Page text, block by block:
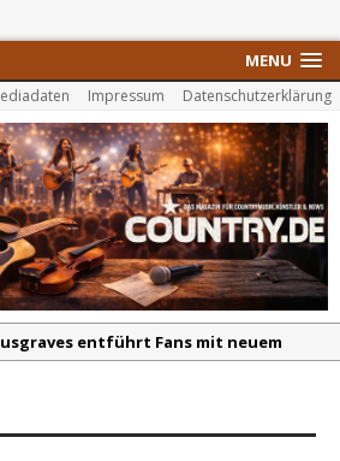
MENU
Impressum Datenschutzerklärung
entführt Fans mit neuem
mit brandneuem Musikvideo zu
Pistol“